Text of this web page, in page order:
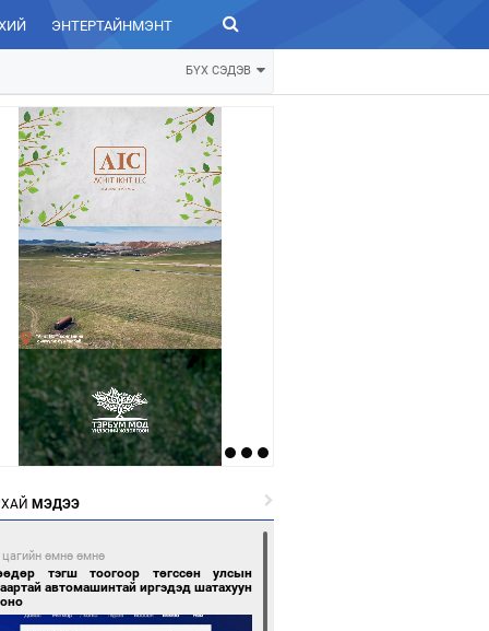
ЭНТЕРТАЙНМЭНТ ЗУРХАЙ
БҮХ СЭДЭВ
МЭДЭЭ
цагийн өмнө өмнө
тэгш тоогоор төгссөн улсын
автомашинтай иргэдэд шатахуун